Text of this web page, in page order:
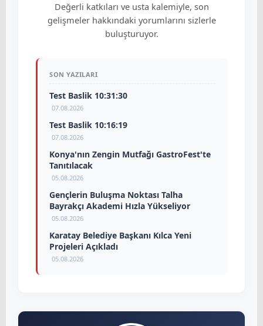
Değerli katkıları ve usta kalemiyle, son
gelişmeler hakkındaki yorumlarını sizlerle
buluşturuyor.
SON YAZILARI
Test Baslik 10:31:30
07.08.2026
Test Baslik 10:16:19
07.08.2026
Konya'nın Zengin Mutfağı GastroFest'te
Tanıtılacak
05.08.2026
Gençlerin Buluşma Noktası Talha
Bayrakçı Akademi Hızla Yükseliyor
05.08.2026
Karatay Belediye Başkanı Kılca Yeni
Projeleri Açıkladı
05.08.2026